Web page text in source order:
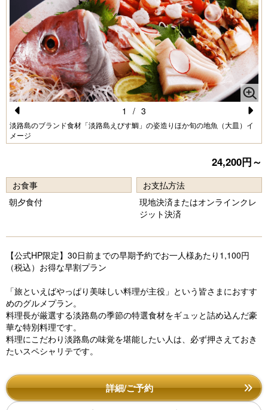
Pr
e
o
u
淡路島のブランド食材「淡路島えびす鯛」の姿造りほか旬の地魚（大皿）イ
メージ
N
e
xt
1 / 3
24,200円～
お食事
朝夕食付
お支払方法
現地決済またはオンラインクレ
ジット決済
【公式HP限定】30日前までの早期予約でお一人様あたり1,100円
（税込）お得な早割プラン
「旅といえばやっぱり美味しい料理が主役」という皆さまにおすす
めのグルメプラン。
料理長が厳選する淡路島の季節の特選食材をギュッと詰め込んだ豪
華な特別料理です。
料理にこだわり淡路島の味覚を堪能したい人は、必ず押さえておき
たいスペシャリテです。
詳細/ご予約